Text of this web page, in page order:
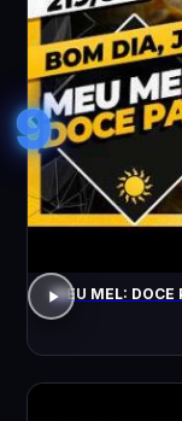
9
MEU MEL: